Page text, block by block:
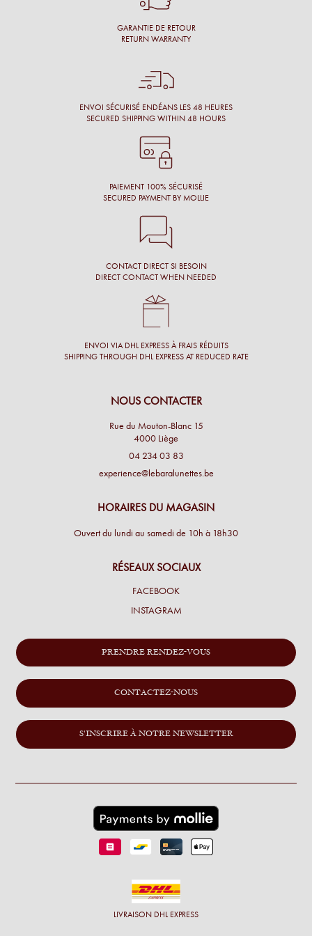
de l’opticien et beaucoup de conscience professionnelle.
Conseil, large choix de montures, originalité des montures.
GARANTIE DE RETOUR
RETURN WARRANTY
ENVOI SÉCURISÉ ENDÉANS LES 48 HEURES
SECURED SHIPPING WITHIN 48 HOURS
PAIEMENT 100% SÉCURISÉ
SECURED PAYMENT BY MOLLIE
CONTACT DIRECT SI BESOIN
DIRECT CONTACT WHEN NEEDED
ENVOI VIA DHL EXPRESS À FRAIS RÉDUITS
SHIPPING THROUGH DHL EXPRESS AT REDUCED RATE
NOUS CONTACTER
Rue du Mouton-Blanc 15
4000 Liège
04 234 03 83
experience@lebaralunettes.be
HORAIRES DU MAGASIN
Ouvert du lundi au samedi de 10h à 18h30
RÉSEAUX SOCIAUX
FACEBOOK
INSTAGRAM
PRENDRE RENDEZ-VOUS
CONTACTEZ-NOUS
S'INSCRIRE À NOTRE NEWSLETTER
LIVRAISON DHL EXPRESS